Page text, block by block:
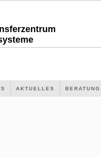
AKTUELLES